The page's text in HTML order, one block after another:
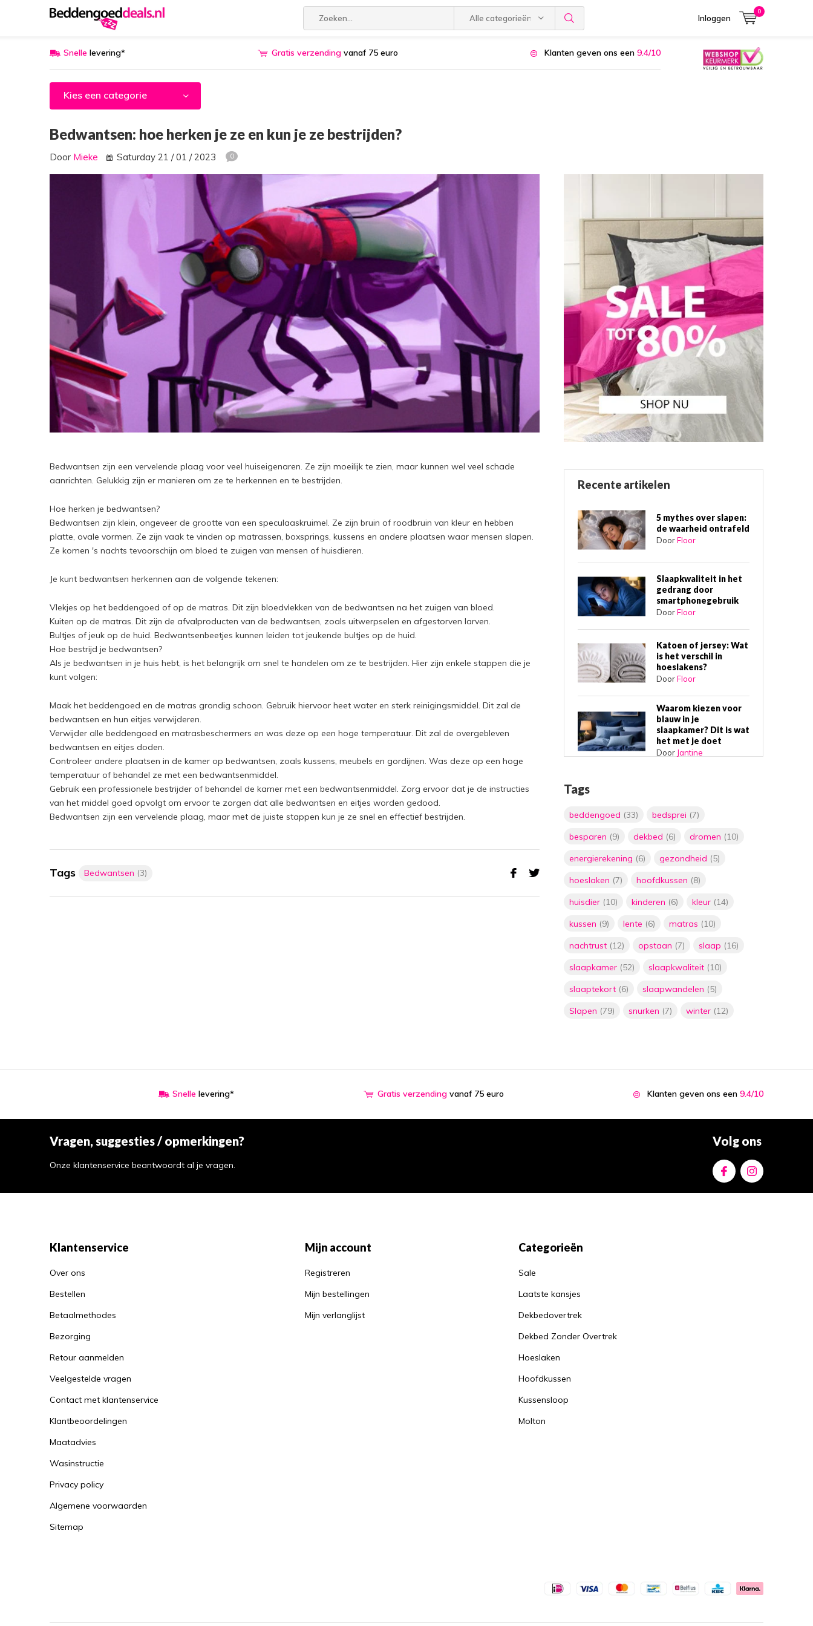
Alle categorieën Inloggen
0
Snelle levering* Gratis verzending vanaf 75 euro Klanten geven ons een 9.4/10
Kies een categorie
Bedwantsen: hoe herken je ze en kun je ze bestrijden?
Door Mieke Saturday 21 / 01 / 2023 0
Bedwantsen zijn een vervelende plaag voor veel huiseigenaren. Ze zijn moeilijk te zien, maar kunnen wel veel schade
aanrichten. Gelukkig zijn er manieren om ze te herkennen en te bestrijden.
Hoe herken je bedwantsen?
Bedwantsen zijn klein, ongeveer de grootte van een speculaaskruimel. Ze zijn bruin of roodbruin van kleur en hebben
platte, ovale vormen. Ze zijn vaak te vinden op matrassen, boxsprings, kussens en andere plaatsen waar mensen slapen.
Ze komen 's nachts tevoorschijn om bloed te zuigen van mensen of huisdieren.
Je kunt bedwantsen herkennen aan de volgende tekenen:
Vlekjes op het beddengoed of op de matras. Dit zijn bloedvlekken van de bedwantsen na het zuigen van bloed.
Kuiten op de matras. Dit zijn de afvalproducten van de bedwantsen, zoals uitwerpselen en afgestorven larven.
Bultjes of jeuk op de huid. Bedwantsenbeetjes kunnen leiden tot jeukende bultjes op de huid.
Hoe bestrijd je bedwantsen?
Als je bedwantsen in je huis hebt, is het belangrijk om snel te handelen om ze te bestrijden. Hier zijn enkele stappen die je
kunt volgen:
Maak het beddengoed en de matras grondig schoon. Gebruik hiervoor heet water en sterk reinigingsmiddel. Dit zal de
bedwantsen en hun eitjes verwijderen.
Verwijder alle beddengoed en matrasbeschermers en was deze op een hoge temperatuur. Dit zal de overgebleven
bedwantsen en eitjes doden.
Controleer andere plaatsen in de kamer op bedwantsen, zoals kussens, meubels en gordijnen. Was deze op een hoge
temperatuur of behandel ze met een bedwantsenmiddel.
Gebruik een professionele bestrijder of behandel de kamer met een bedwantsenmiddel. Zorg ervoor dat je de instructies
van het middel goed opvolgt om ervoor te zorgen dat alle bedwantsen en eitjes worden gedood.
Bedwantsen zijn een vervelende plaag, maar met de juiste stappen kun je ze snel en effectief bestrijden.
Tags Bedwantsen (3)
Recente artikelen
5 mythes over slapen:
de waarheid ontrafeld
DoorFloor
Slaapkwaliteit in het
gedrang door
smartphonegebruik
DoorFloor
Katoen of jersey: Wat
is het verschil in
hoeslakens?
DoorFloor
Waarom kiezen voor
blauw in je
slaapkamer? Dit is wat
het met je doet
Door Jantine
DoorFloor
voor stress en
slaapproblemen:
verzwaringsdekens
besparen door het
thermostaat met
DoorFloor
De ultieme gids voor
het kiezen van de
perfecte matras:
kan helpen bij het
nekklachten
Waarom je altijd een
matrasbeschermer
moet gebruiken: de
voordelen op een
Tags
beddengoed (33) bedsprei (7)
besparen (9) dekbed (6) dromen (10)
energierekening (6) gezondheid (5)
hoeslaken (7) hoofdkussen (8)
huisdier (10) kinderen (6) kleur (14)
kussen (9) lente (6) matras (10)
nachtrust (12) opstaan (7) slaap (16)
slaapkamer (52) slaapkwaliteit (10)
slaaptekort (6) slaapwandelen (5)
Slapen (79) snurken (7) winter (12)
Snelle levering* Gratis verzending vanaf 75 euro Klanten geven ons een 9.4/10
Vragen, suggesties / opmerkingen?
Onze klantenservice beantwoordt al je vragen.
Volg ons
Klantenservice
Over ons
Bestellen
Betaalmethodes
Bezorging
Retour aanmelden
Veelgestelde vragen
Contact met klantenservice
Klantbeoordelingen
Maatadvies
Wasinstructie
Privacy policy
Algemene voorwaarden
Sitemap
Mijn account
Registreren
Mijn bestellingen
Mijn verlanglijst
Categorieën
Sale
Laatste kansjes
Dekbedovertrek
Dekbed Zonder Overtrek
Hoeslaken
Hoofdkussen
Kussensloop
Molton